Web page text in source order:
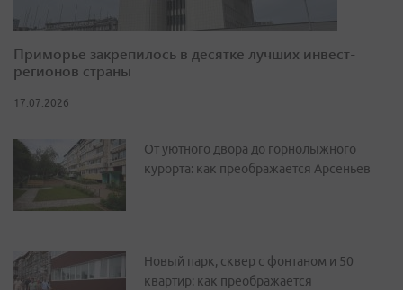
Приморье закрепилось в десятке лучших инвест-
регионов страны
17.07.2026
От уютного двора до горнолыжного
курорта: как преображается Арсеньев
Новый парк, сквер с фонтаном и 50
квартир: как преображается